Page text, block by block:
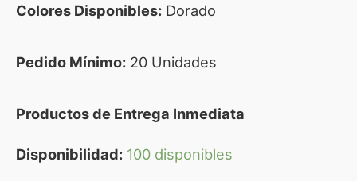
Colores Disponibles: Dorado
Pedido Mínimo: 20 Unidades
Productos de Entrega Inmediata
Disponibilidad: 100 disponibles